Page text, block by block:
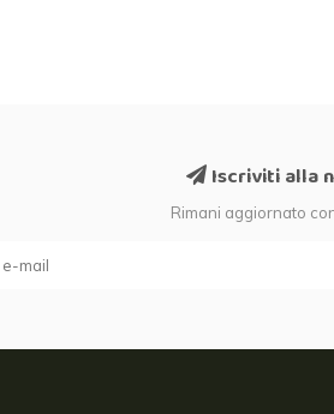
Iscriviti alla
Rimani aggiornato